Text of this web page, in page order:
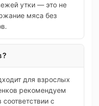
утки — это не
мяса без
для взрослых
рекомендуем
с